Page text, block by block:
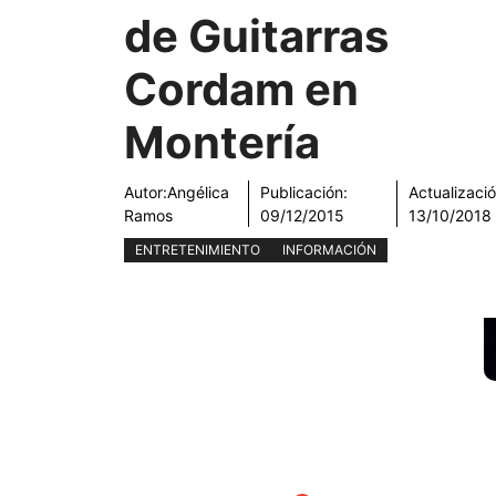
de Guitarras
Cordam en
Montería
Autor:Angélica
Ramos
Publicación:
09/12/2015
13/10/2018
ENTRETENIMIENTO INFORMACIÓN